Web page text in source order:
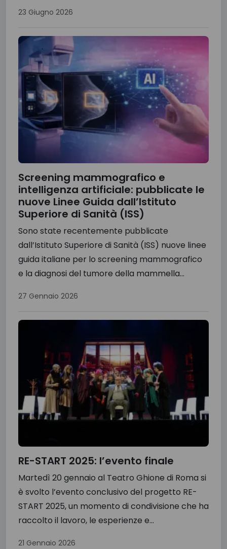
23 Giugno 2026
Screening mammografico e
intelligenza artificiale: pubblicate le
nuove Linee Guida dall’Istituto
Superiore di Sanità (ISS)
Sono state recentemente pubblicate
dall’Istituto Superiore di Sanità (ISS) nuove linee
guida italiane per lo screening mammografico
e la diagnosi del tumore della mammella...
27 Gennaio 2026
RE-START 2025: l’evento finale
Martedì 20 gennaio al Teatro Ghione di Roma si
è svolto l’evento conclusivo del progetto RE-
START 2025, un momento di condivisione che ha
raccolto il lavoro, le esperienze e...
21 Gennaio 2026